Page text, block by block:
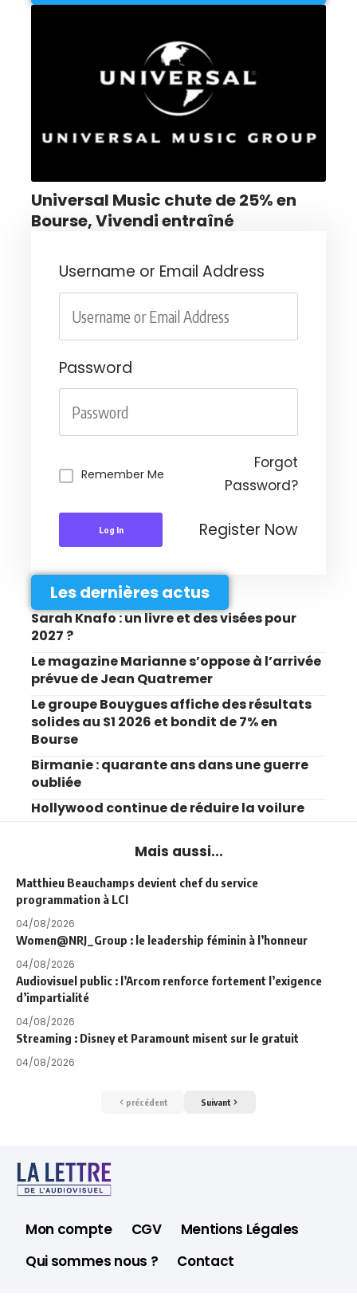
Universal Music chute de 25% en
Bourse, Vivendi entraîné
Username or Email Address
Password
Remember Me
Forgot
Password?
Log In Register Now
Les dernières actus
Sarah Knafo : un livre et des visées pour
2027 ?
Le magazine Marianne s’oppose à l’arrivée
prévue de Jean Quatremer
Le groupe Bouygues affiche des résultats
solides au S1 2026 et bondit de 7% en
Bourse
Birmanie : quarante ans dans une guerre
oubliée
Hollywood continue de réduire la voilure
Mais aussi...
Matthieu Beauchamps devient chef du service
programmation à LCI
04/08/2026
Women@NRJ_Group : le leadership féminin à l’honneur
04/08/2026
Audiovisuel public : l’Arcom renforce fortement l’exigence
d’impartialité
04/08/2026
Streaming : Disney et Paramount misent sur le gratuit
04/08/2026
précédent Suivant
Mon compte CGV
Mentions Légales
Qui sommes nous ?
Contact